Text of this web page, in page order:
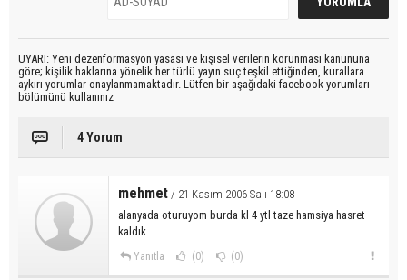
UYARI: Yeni dezenformasyon yasası ve kişisel verilerin korunması kanununa
göre; kişilik haklarına yönelik her türlü yayın suç teşkil ettiğinden, kurallara
aykırı yorumlar onaylanmamaktadır. Lütfen bir aşağıdaki facebook yorumları
bölümünü kullanınız
4 Yorum
mehmet / 21 Kasım 2006 Salı 18:08
alanyada oturuyom burda kl 4 ytl taze hamsiya hasret
kaldık
Yanıtla (0) (0)